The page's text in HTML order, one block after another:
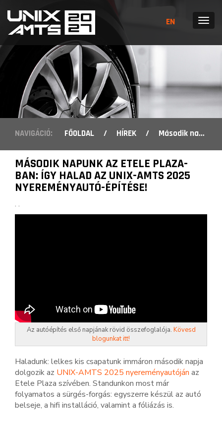
EN MENÜ
NAVIGÁCIÓ: FŐOLDAL / HÍREK / Második napunk az Etele Plaza-ban: így halad az UNIX-AMTS 2025 nyereményautó-építése!
MÁSODIK NAPUNK AZ ETELE PLAZA-
BAN: ÍGY HALAD AZ UNIX-AMTS 2025
NYEREMÉNYAUTÓ-ÉPÍTÉSE!
. .
Az autóépítés első napjának rövid összefoglalója. Kövesd
blogunkat itt!
Haladunk: lelkes kis csapatunk immáron második napja
dolgozik az UNIX-AMTS 2025 nyereményautóján az
Etele Plaza szívében. Standunkon most már
folyamatos a sürgés-forgás: egyszerre készül az autó
belseje, a hifi installáció, valamint a fóliázás is.